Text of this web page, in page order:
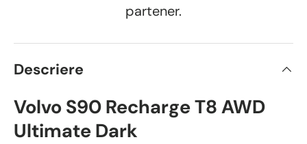
partener.
Descriere
Volvo S90 Recharge T8 AWD
Ultimate Dark